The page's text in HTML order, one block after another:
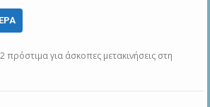
πρόστιμα για άσκοπες μετακινήσεις στη